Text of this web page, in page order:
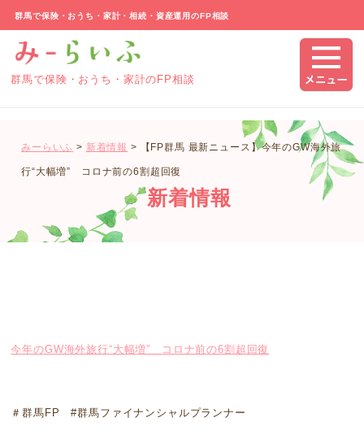
群馬で保険・おうち・家計・相続・資産運用のFP相談
群馬で保険・おうち・家計のFP相談
みーらいふ > 新着情報 > 【FP群馬 最新ニュース】今年のGW海外旅
行“大幅増” コロナ前の6割超回復
新着情報
今年のGW海外旅行“大幅増” コロナ前の6割超回復
＃群馬FP #群馬ファイナンシャルプランナー